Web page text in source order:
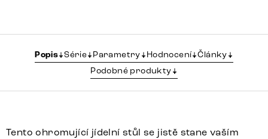
Popis Série Parametry Hodnocení Články
Podobné produkty
Tento ohromující jídelní stůl se jistě stane vaším